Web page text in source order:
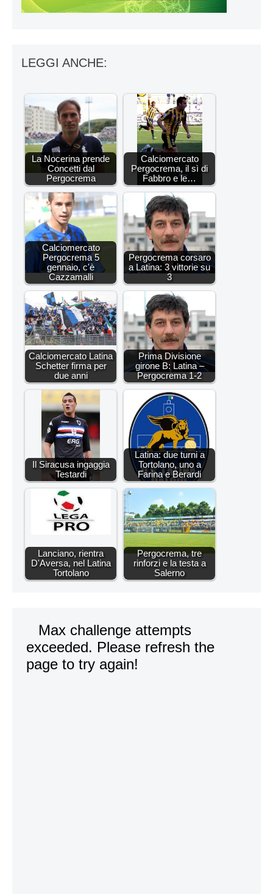
LEGGI ANCHE:
La Nocerina prende
Concetti dal
Pergocrema
Calciomercato
Pergocrema, il sì di
Fabbro e le…
Calciomercato
Pergocrema 5
gennaio, c'è
Cazzamalli
Pergocrema corsaro
a Latina: 3 vittorie su
3
Calciomercato Latina
Schetter firma per
due anni
Prima Divisione
girone B: Latina –
Pergocrema 1-2
Il Siracusa ingaggia
Testardi
Latina: due turni a
Tortolano, uno a
Farina e Berardi
Lanciano, rientra
D'Aversa, nel Latina
Tortolano
Pergocrema, tre
rinforzi e la testa a
Salerno